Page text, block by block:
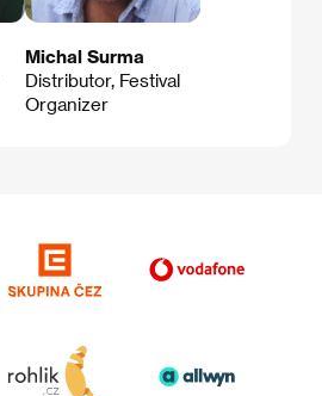
Michal Surma
Distributor, Festival
Organizer